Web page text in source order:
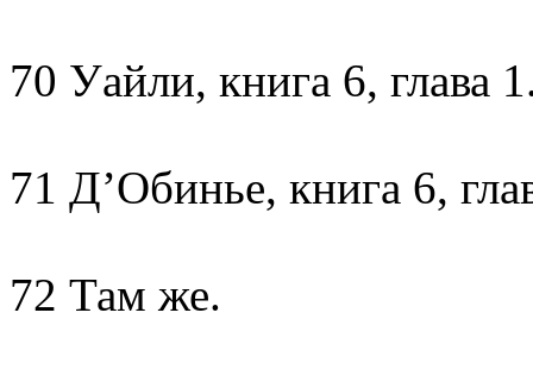
70 Уайли, книга 6, глава
71 Д’Обинье, книга 6,
72 Там же.